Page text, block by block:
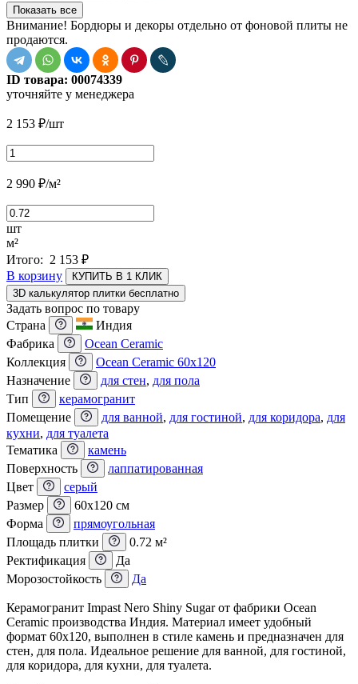
Показать все
Внимание! Бордюры и декоры отдельно от фоновой плиты не
продаются.
ID товара: 00074339
уточняйте у менеджера
2 153 ₽/шт
2 990 ₽/м²
шт
м²
Итого: 2 153 ₽
В корзину
КУПИТЬ В 1 КЛИК
3D калькулятор плитки бесплатно
Задать вопрос по товару
Страна
Индия
Фабрика
Ocean Ceramic
Коллекция
Ocean Ceramic 60x120
Назначение
для стен, для пола
Тип
керамогранит
Помещение
для ванной, для гостиной, для коридора, для
кухни, для туалета
Тематика
камень
Поверхность
лаппатированная
Цвет
серый
Размер
60x120 см
Форма
прямоугольная
Площадь плитки
0.72 м²
Ректификация
Да
Морозостойкость
Да
Керамогранит Impast Nero Shiny Sugar от фабрики Ocean
Ceramic производства Индия. Материал имеет удобный
формат 60x120, выполнен в стиле камень и предназначен для
стен, для пола. Идеальное решение для ванной, для гостиной,
для коридора, для кухни, для туалета.